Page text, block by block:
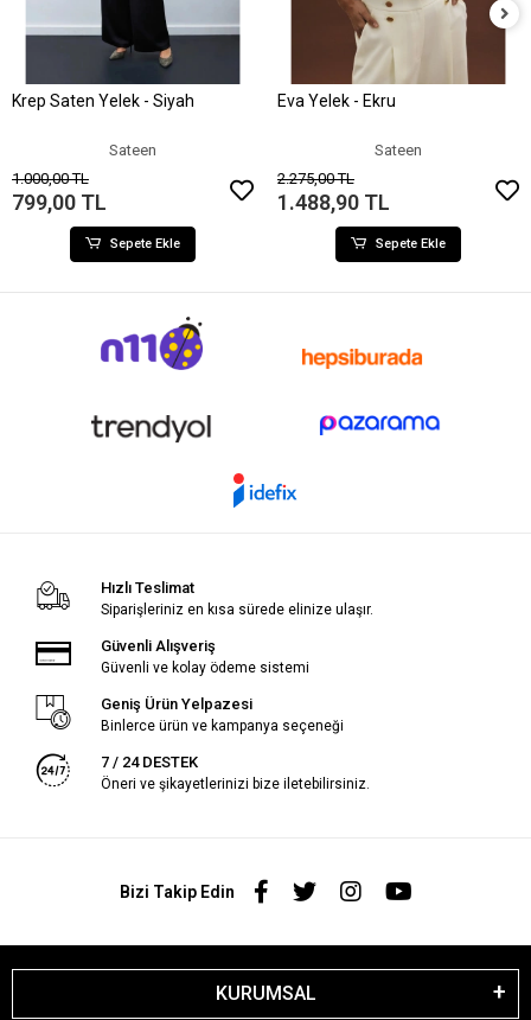
Sepete Ekle
Krep Saten Yelek - Siyah
Sateen
1.000,00 TL
799,00 TL
Sepete Ekle
Sepete Ekle
Eva Yelek - Ekru
Sateen
2.275,00 TL
1.488,90 TL
Sepete Ekle
Hızlı Teslimat
Siparişleriniz en kısa sürede elinize ulaşır.
Güvenli Alışveriş
Güvenli ve kolay ödeme sistemi
Geniş Ürün Yelpazesi
Binlerce ürün ve kampanya seçeneği
7 / 24 DESTEK
Öneri ve şikayetlerinizi bize iletebilirsiniz.
Bizi Takip Edin
KURUMSAL